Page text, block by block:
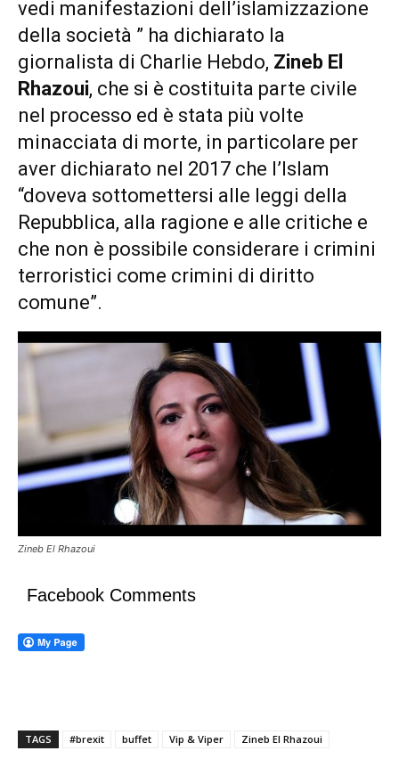
vedi manifestazioni dell’islamizzazione
della società ” ha dichiarato la
giornalista di Charlie Hebdo, Zineb El
Rhazoui, che si è costituita parte civile
nel processo ed è stata più volte
minacciata di morte, in particolare per
aver dichiarato nel 2017 che l’Islam
“doveva sottomettersi alle leggi della
Repubblica, alla ragione e alle critiche e
che non è possibile considerare i crimini
terroristici come crimini di diritto
comune”.
Zineb El Rhazoui
Facebook Comments
TAGS #brexit buffet Vip & Viper Zineb El Rhazoui